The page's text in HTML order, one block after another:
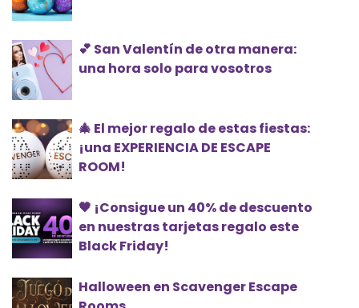
💕 San Valentín de otra manera:
una hora solo para vosotros
🎄 El mejor regalo de estas fiestas:
¡una EXPERIENCIA DE ESCAPE
ROOM!
🖤 ¡Consigue un 40% de descuento
en nuestras tarjetas regalo este
Black Friday!
Halloween en Scavenger Escape